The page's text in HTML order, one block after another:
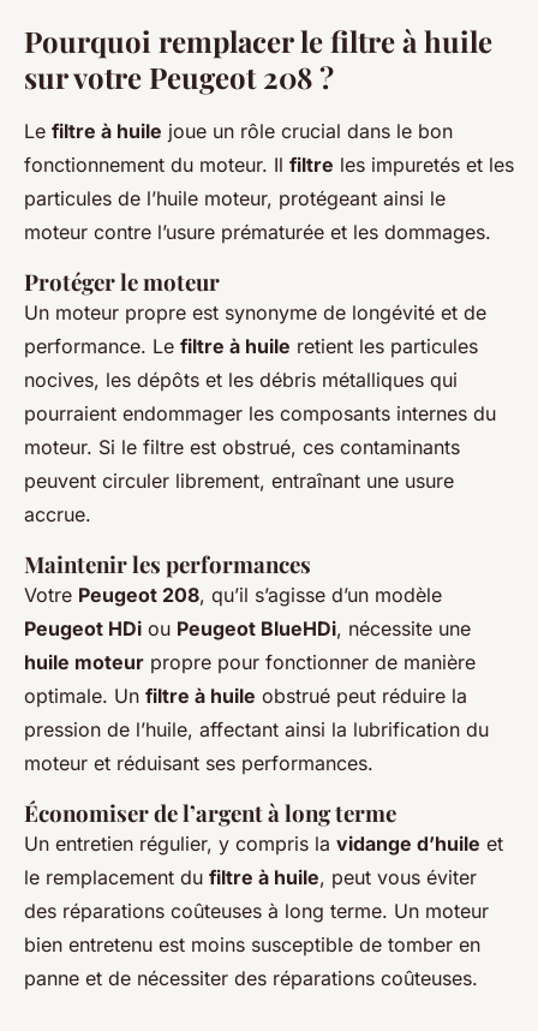
Pourquoi remplacer le filtre à huile
sur votre Peugeot 208 ?
Le filtre à huile joue un rôle crucial dans le bon
fonctionnement du moteur. Il filtre les impuretés et les
particules de l’huile moteur, protégeant ainsi le
moteur contre l’usure prématurée et les dommages.
Protéger le moteur
Un moteur propre est synonyme de longévité et de
performance. Le filtre à huile retient les particules
nocives, les dépôts et les débris métalliques qui
pourraient endommager les composants internes du
moteur. Si le filtre est obstrué, ces contaminants
peuvent circuler librement, entraînant une usure
accrue.
Maintenir les performances
Votre Peugeot 208, qu’il s’agisse d’un modèle
Peugeot HDi ou Peugeot BlueHDi, nécessite une
huile moteur propre pour fonctionner de manière
optimale. Un filtre à huile obstrué peut réduire la
pression de l’huile, affectant ainsi la lubrification du
moteur et réduisant ses performances.
Économiser de l’argent à long terme
Un entretien régulier, y compris la vidange d’huile et
le remplacement du filtre à huile, peut vous éviter
des réparations coûteuses à long terme. Un moteur
bien entretenu est moins susceptible de tomber en
panne et de nécessiter des réparations coûteuses.